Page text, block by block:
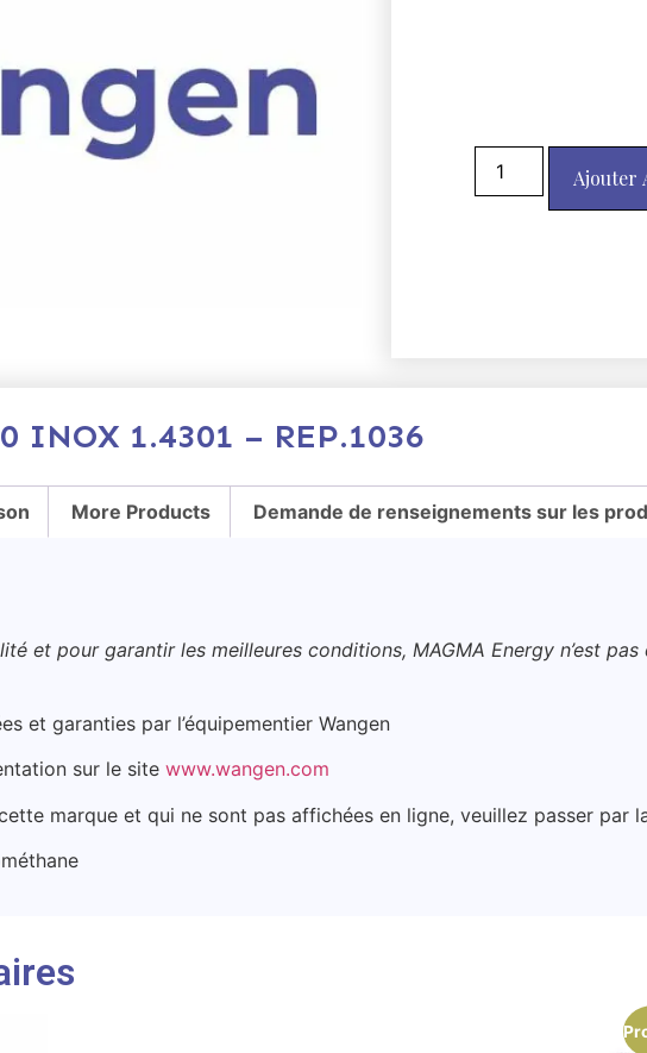
Ajouter
INOX 1.4301 – REP.1036
More Products Demande de renseignements sur les
et pour garantir les meilleures conditions, MAGMA Energy n’est
et garanties par l’équipementier Wangen
sur le sitewww.wangen.com
marque et qui ne sont pas affichées en ligne, veuillez passer par